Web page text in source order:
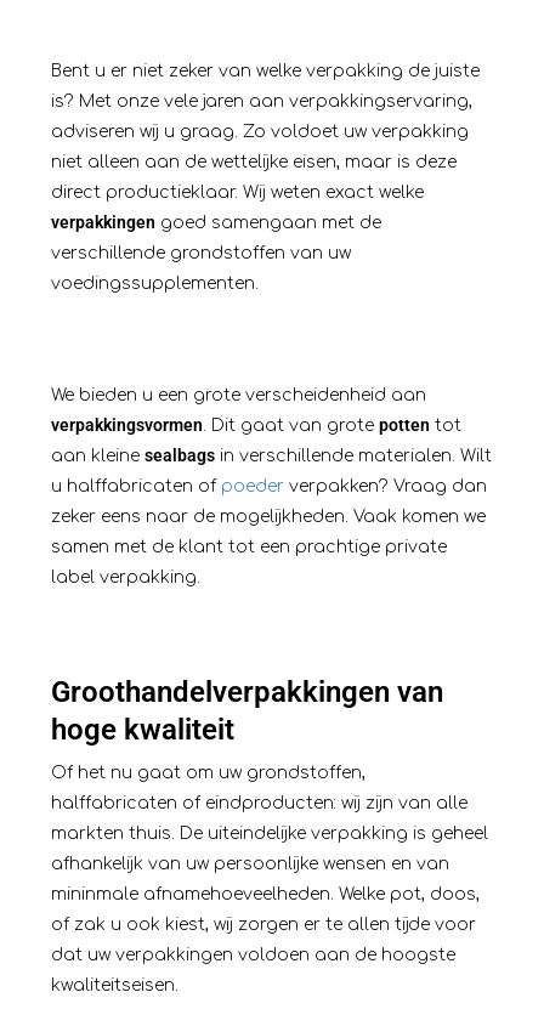
Bent u er niet zeker van welke verpakking de juiste
is? Met onze vele jaren aan verpakkingservaring,
adviseren wij u graag. Zo voldoet uw verpakking
niet alleen aan de wettelijke eisen, maar is deze
direct productieklaar. Wij weten exact welke
verpakkingen goed samengaan met de
verschillende grondstoffen van uw
voedingssupplementen.
We bieden u een grote verscheidenheid aan
verpakkingsvormen. Dit gaat van grote potten tot
aan kleine sealbagsin verschillende materialen. Wilt
u halffabricaten of poederverpakken? Vraag dan
zeker eens naar de mogelijkheden. Vaak komen we
samen met de klant tot een prachtige private
label verpakking.
Groothandelverpakkingen van
hoge kwaliteit
Of het nu gaat om uw grondstoffen,
halffabricaten of eindproducten: wij zijn van alle
markten thuis. De uiteindelijke verpakking is geheel
afhankelijk van uw persoonlijke wensen en van
mininmale afnamehoeveelheden. Welke pot, doos,
of zak u ook kiest, wij zorgen er te allen tijde voor
dat uw verpakkingen voldoen aan de hoogste
kwaliteitseisen.